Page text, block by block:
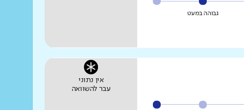
גבוהה במעט
אין נתוני
עבר להשוואה